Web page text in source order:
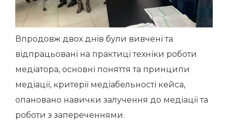
Впродовж двох днів були вивчені та
відпрацьовані на практиці техніки роботи
медіатора, основні поняття та принципи
медіації, критерії медіабельності кейса,
опановано навички залучення до медіації та
роботи з запереченнями.